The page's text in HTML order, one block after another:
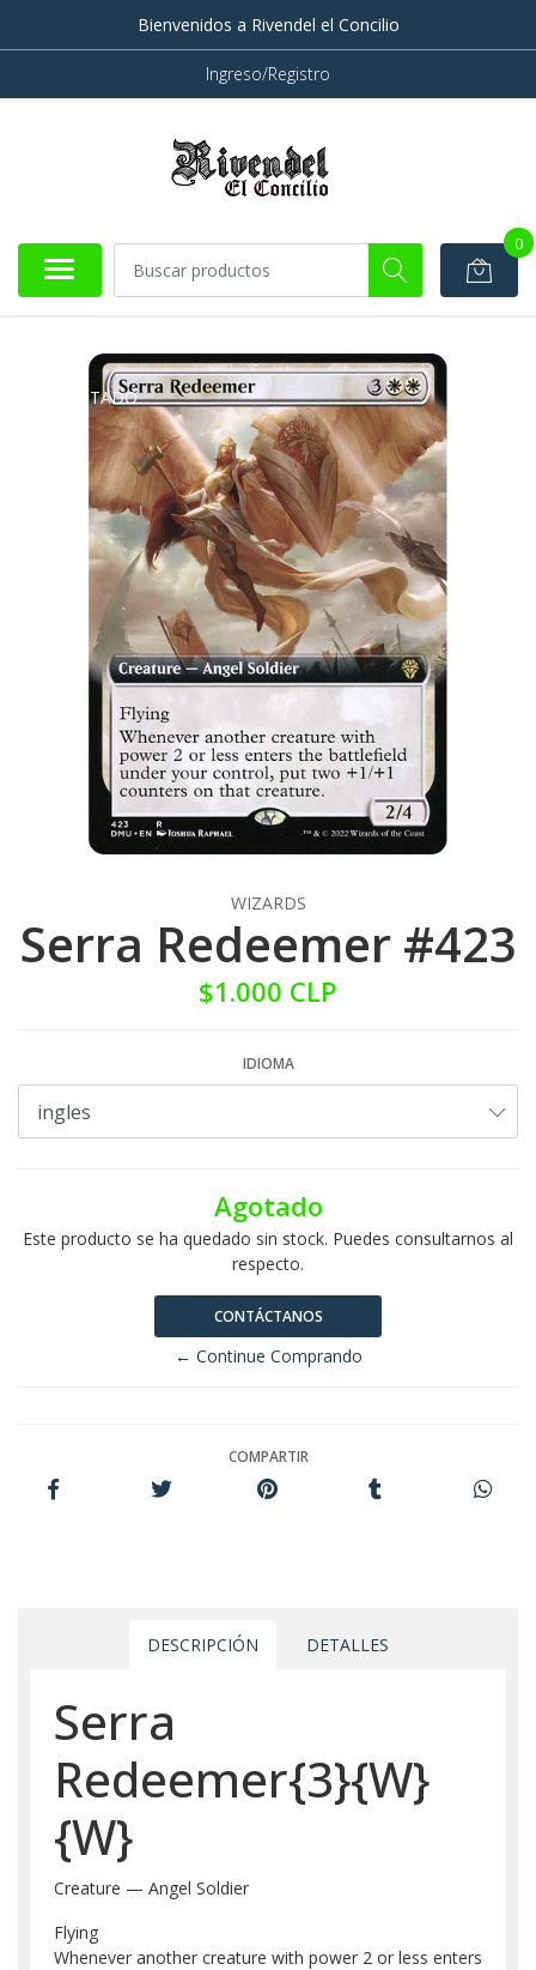
Bienvenidos a Rivendel el Concilio
Ingreso/Registro
0
AGOTADO
WIZARDS
Serra Redeemer #423
$1.000 CLP
IDIOMA
Agotado
Este producto se ha quedado sin stock. Puedes consultarnos al
respecto.
CONTÁCTANOS
← Continue Comprando
COMPARTIR
DESCRIPCIÓN DETALLES
Serra
Redeemer{3}{W}
{W}
Creature — Angel Soldier
Flying
Whenever another creature with power 2 or less enters